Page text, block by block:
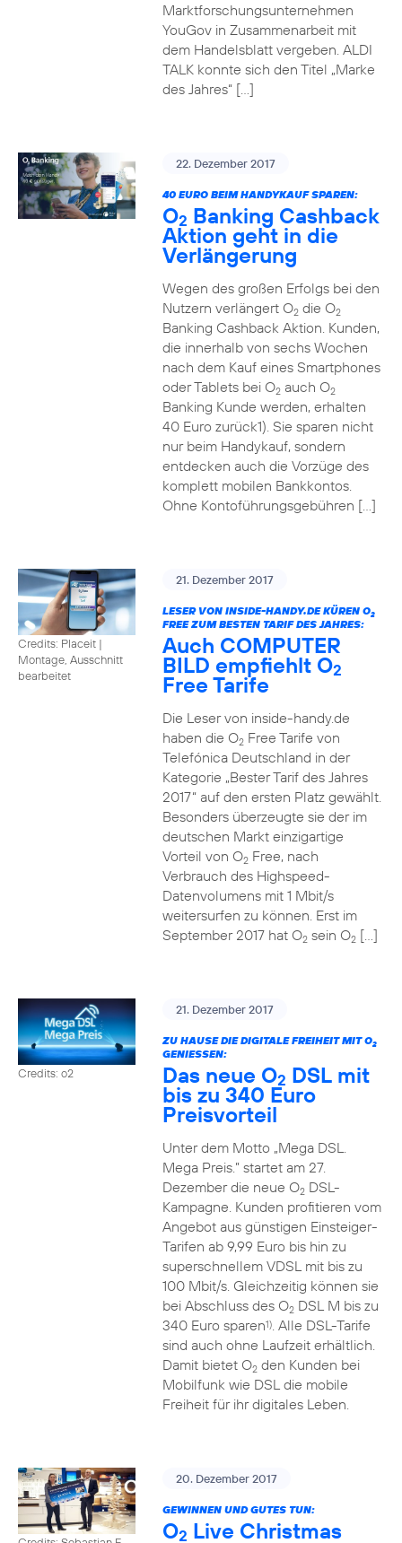
Marktforschungsunternehmen
YouGov in Zusammenarbeit mit
dem Handelsblatt vergeben. ALDI
TALK konnte sich den Titel „Marke
des Jahres“ […]
22. Dezember 2017
40 EURO BEIM HANDYKAUF SPAREN:
O2 Banking Cashback
Aktion geht in die
Verlängerung
Wegen des großen Erfolgs bei den
Nutzern verlängert O2die O2
Banking Cashback Aktion. Kunden,
die innerhalb von sechs Wochen
nach dem Kauf eines Smartphones
oder Tablets bei O2auch O2
Banking Kunde werden, erhalten
40 Euro zurück1). Sie sparen nicht
nur beim Handykauf, sondern
entdecken auch die Vorzüge des
komplett mobilen Bankkontos.
Ohne Kontoführungsgebühren […]
Credits: Placeit |
Montage, Ausschnitt
bearbeitet
21. Dezember 2017
LESER VON INSIDE-HANDY.DE KÜREN O2
FREE ZUM BESTEN TARIF DES JAHRES:
Auch COMPUTER
BILD empfiehlt O2
Free Tarife
Die Leser von inside-handy.de
haben die O2Free Tarife von
Telefónica Deutschland in der
Kategorie „Bester Tarif des Jahres
2017“ auf den ersten Platz gewählt.
Besonders überzeugte sie der im
deutschen Markt einzigartige
Vorteil von O2Free, nach
Verbrauch des Highspeed-
Datenvolumens mit 1 Mbit/s
weitersurfen zu können. Erst im
September 2017 hat O2sein O2[…]
Credits: o2
21. Dezember 2017
ZU HAUSE DIE DIGITALE FREIHEIT MIT O2
GENIESSEN:
Das neue O2 DSL mit
bis zu 340 Euro
Preisvorteil
Unter dem Motto „Mega DSL.
Mega Preis.” startet am 27.
Dezember die neue O2DSL-
Kampagne. Kunden profitieren vom
Angebot aus günstigen Einsteiger-
Tarifen ab 9,99 Euro bis hin zu
superschnellem VDSL mit bis zu
100 Mbit/s. Gleichzeitig können sie
bei Abschluss des O2DSL M bis zu
340 Euro sparen1). Alle DSL-Tarife
sind auch ohne Laufzeit erhältlich.
Damit bietet O2den Kunden bei
Mobilfunk wie DSL die mobile
Freiheit für ihr digitales Leben.
20. Dezember 2017
GEWINNEN UND GUTES TUN:
O2 Live Christmas